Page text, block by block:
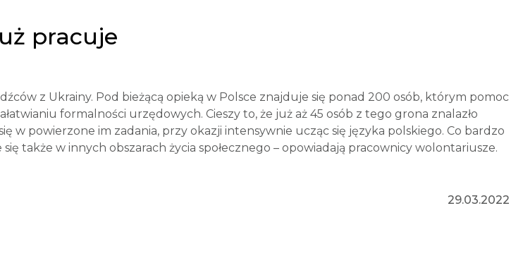
pracuje
z Ukrainy. Pod bieżącą opieką w Polsce znajduje się ponad 200 osób, którym pomoc
formalności urzędowych. Cieszy to, że już aż 45 osób z tego grona znalazło
w powierzone im zadania, przy okazji intensywnie ucząc się języka polskiego. Co bardzo
także w innych obszarach życia społecznego – opowiadają pracownicy wolontariusze.
29.03.2022